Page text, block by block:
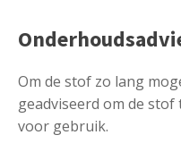
Om de stof zo lang
geadviseerd om de
voor gebruik.